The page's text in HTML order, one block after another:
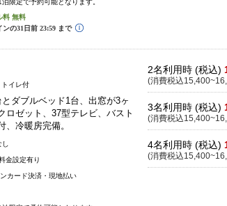
限定で予約可能となります。
トイレ付
ダブルベッド1台、出窓が3ヶ
ロゼット、37型テレビ、バスト
、冷暖房完備。
金設定有り
カード決済・現地払い
2名利用時 (税込)
(消費税込
3名利用時 (税込)
(消費税込
4名利用時 (税込)
(消費税込